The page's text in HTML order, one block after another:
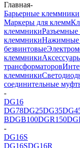
Главная-
Барьерные клеммники
Маркеры для клемм
клеммники
клеммникиНажимные
безвинтовые
клеммники
трансформаторов
клеммники
соединительные
-
DG16
DG78DG25DG35
BDGB100DGR150
-
DG16S
DG16SDG16R